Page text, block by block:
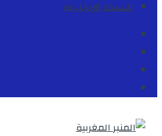
النسخة الإنجليزية